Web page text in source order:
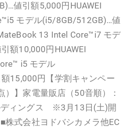
値引額5,000円HUAWEI
モデル(i5/8GB/512GB)…値
13 Intel Core™i7 モデ
額10,000円HUAWEI
i5 モデル
15,000円【学割キャンペー
）】家電量販店（50音順）：
ディングス ※3月13日(土)開
株式会社ヨドバシカメラ他EC